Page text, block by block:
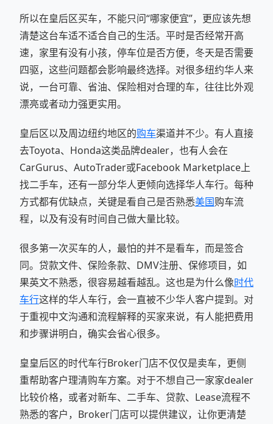
所以在皇后区买车，不能只问“哪家便宜”，更应该先想
清楚这台车适不适合自己的生活。平时是否经常开高
速，家里有没有小孩，停车位是否方便，冬天是否需要
四驱，这些问题都会影响最终选择。对很多纽约华人来
说，一台可靠、省油、保险相对合理的车，往往比外观
漂亮或者动力强更实用。
皇后区以及周边纽约地区的购车渠道并不少。有人直接
去Toyota、Honda这类品牌dealer，也有人会在
CarGurus、AutoTrader或Facebook Marketplace上
找二手车，还有一部分华人更倾向选择华人车行。每种
方式都有优缺点，关键是看自己是否熟悉美国购车流
程，以及有没有时间自己做大量比较。
很多第一次买车的人，最怕的并不是看车，而是签合
同。贷款文件、保险条款、DMV注册、保修项目，如
果英文不熟悉，很容易越看越乱。这也是为什么像时代
车行这样的华人车行，会一直被不少华人客户提到。对
于重视中文沟通和流程解释的买家来说，有人能把费用
和步骤讲明白，确实会省心很多。
皇皇后区的时代车行Broker门店不仅仅是卖车，更侧
重帮助客户理清购车方案。对于不想自己一家家dealer
比较价格，或者对新车、二手车、贷款、Lease流程不
熟悉的客户，Broker门店可以提供建议，让你更清楚